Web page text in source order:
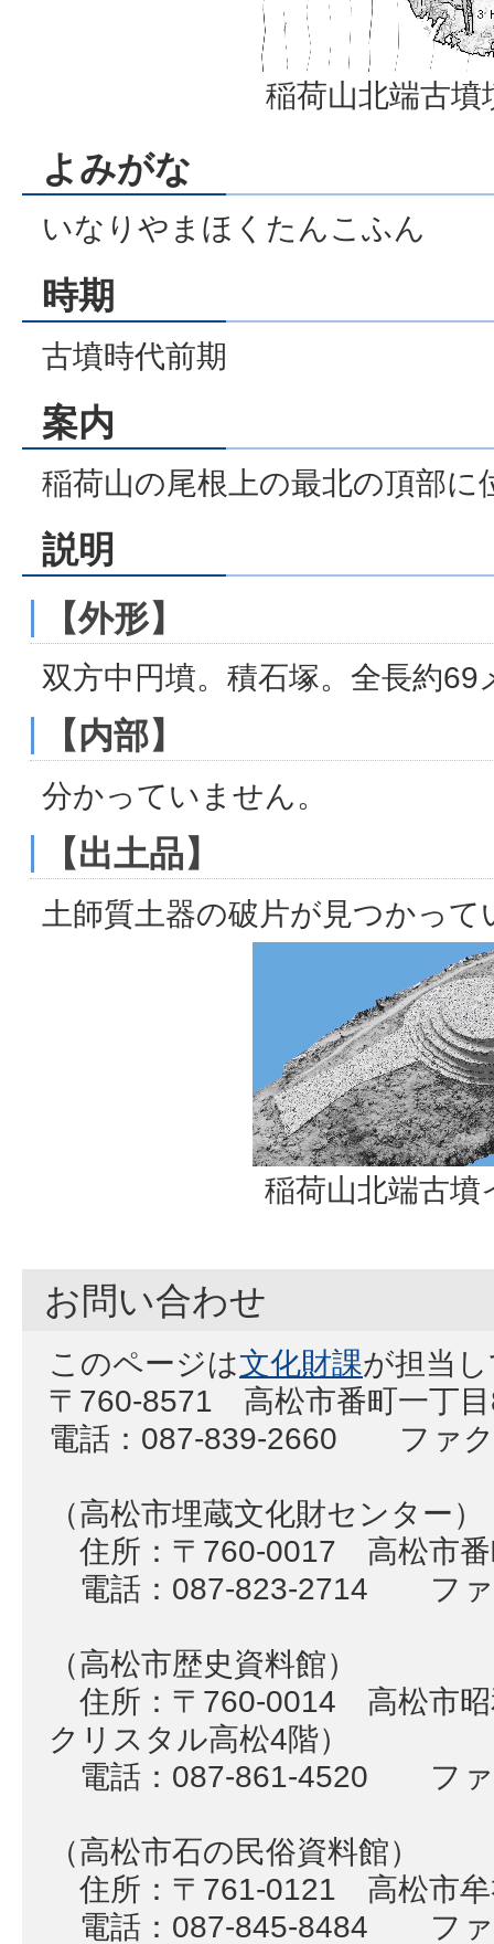
稲荷山北端古墳
よみがな
いなりやまほくたんこふん
時期
古墳時代前期
案内
稲荷山の尾根上の最北の頂部に
説明
【外形】
双方中円墳。積石塚。全長約69
【内部】
分かっていません。
【出土品】
土師質土器の破片が見つかって
稲荷山北端古墳
お問い合わせ
このページは文化財課が担当
〒760-8571 高松市番町一丁
電話：087-839-2660 ファク
（高松市埋蔵文化財センター）
住所：〒760-0017 高松市番
電話：087-823-2714 フ
（高松市歴史資料館）
住所：〒760-0014 高松市昭
クリスタル高松4階）
電話：087-861-4520 フ
（高松市石の民俗資料館）
住所：〒761-0121 高松市牟
電話：087-845-8484 フ